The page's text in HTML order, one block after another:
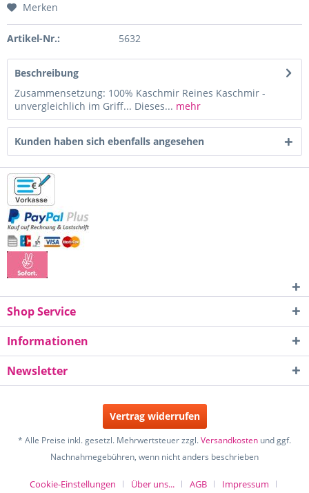
Merken
Artikel-Nr.: 5632
Beschreibung
Zusammensetzung: 100% Kaschmir Reines Kaschmir -
unvergleichlich im Griff... Dieses... mehr
Kunden haben sich ebenfalls angesehen
Shop Service
Informationen
Newsletter
Vertrag widerrufen
* Alle Preise inkl. gesetzl. Mehrwertsteuer zzgl.Versandkosten und ggf.
Nachnahmegebühren, wenn nicht anders beschrieben
Cookie-Einstellungen Über uns... AGB Impressum